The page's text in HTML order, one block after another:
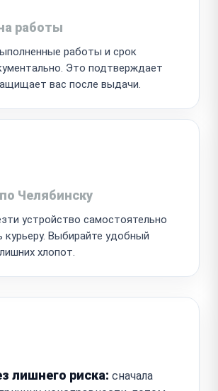
работы
работы и срок
Это подтверждает
вас после выдачи.
Челябинску
устройство самостоятельно
курьеру. Выбирайте удобный
хлопот.
лишнего риска: сначала